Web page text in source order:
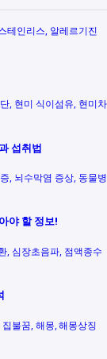
테인리스 알레르기진
현미 식이섬유 현미차
섭취법
뇌수막염 증상 동물병
야 할 정보!
심장초음파 점액종수
집불꿈 해몽 해몽상징